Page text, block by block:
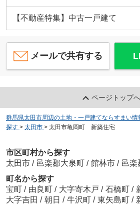
【不動産特集】中古一戸建て
メールで共有する
ページトップへ
群馬県太田市周辺の土地・一戸建てならすまい情
探す > 太田市 > 太田市亀岡町 新築住宅
市区町村から探す
太田市 / 邑楽郡大泉町 / 館林市 / 邑楽
町名から探す
宝町 / 由良町 / 大字寄木戸 / 石橋町 /
大字吉田 / 朝日 / 牛沢町 / 東矢島町 /